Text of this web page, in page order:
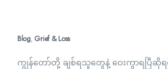
Blog, Grief & Loss
ကျွန်တော်တို့ ချစ်ရသူတွေနဲ့ ဝေးကွာရပြီ